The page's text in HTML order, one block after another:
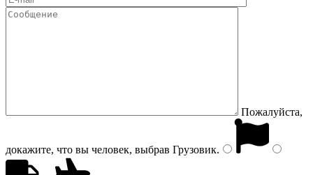
Пожалуйста,
докажите, что вы человек, выбрав Грузовик.